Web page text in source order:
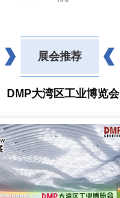
展会推荐
DMP大湾区工业博览会